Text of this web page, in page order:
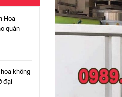
Hoa
quán
không
đại